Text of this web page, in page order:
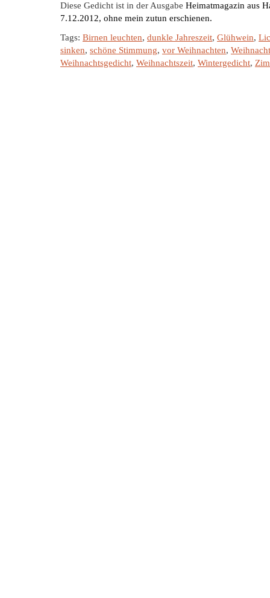
Diese Gedicht ist in der Ausgabe Heimatmagazin aus
7.12.2012, ohne mein zutun erschienen.
Tags: Birnen leuchten, dunkle Jahreszeit, Glühwein,
sinken, schöne Stimmung, vor Weihnachten,
Weihnachtsgedicht, Weihnachtszeit, Wintergedicht,